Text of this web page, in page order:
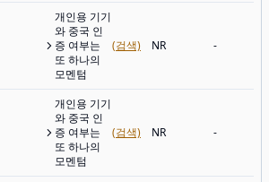
개인용 기기
와 중국 인
증 여부는
또 하나의
모멘텀
(검색) NR -
개인용 기기
와 중국 인
증 여부는
또 하나의
모멘텀
(검색) NR -